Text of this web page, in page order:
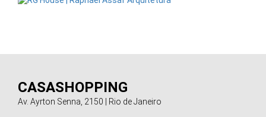
CASASHOPPING
Av. Ayrton Senna, 2150 | Rio de Janeiro